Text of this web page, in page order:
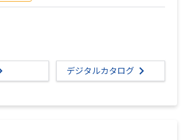
デジタルカタログ